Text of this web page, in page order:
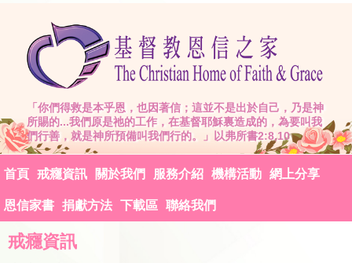
「你們得救是本乎恩，也因著信；這並不是出於自己，乃是神
所賜的...我們原是祂的工作，在基督耶穌裏造成的，為要叫我
們行善，就是神所預備叫我們行的。」以弗所書2:8,10
首頁 戒癮資訊 關於我們 服務介紹 機構活動 網上分享
恩信家書 捐獻方法 下載區 聯絡我們
戒癮資訊